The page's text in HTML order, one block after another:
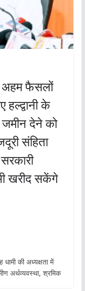
अहम फैसलों
के
जमीन देने को
संहिता
खरीद सकेंगे
की अध्यक्षता में
अर्थव्यवस्था, श्रमिक